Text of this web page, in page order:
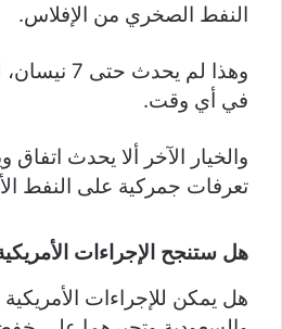
النفط الصخري من الإفلاس.
وهذا لم
في أي وقت.
والخيار الآخر ألا يحدث
تعرفات جمركية على النفط
هل ستنجح الإجراءات
هل يمكن للإجراءات